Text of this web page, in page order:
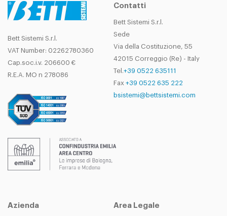
Bett Sistemi S.r.l.
VAT Number: 02262780360
Cap.soc.i.v. 206600 €
R.E.A. MO n 278086
Contatti
Bett Sistemi S.r.l.
Sede
Via della Costituzione, 55
42015 Correggio (Re) - Italy
Tel.+39 0522 635111
Fax +39 0522 635 222
bsistemi@bettsistemi.com
Azienda Area Legale